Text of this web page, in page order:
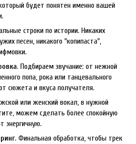
будет понятен именно вашей
строки по истории. Никаких
песен, никакого "копипаста",
. Подбираем звучание: от нежной
попа, рока или танцевального
сюжета и вкуса получателя.
или женский вокал, в нужной
можем сделать более спокойную
энергичную.
. Финальная обработка, чтобы трек